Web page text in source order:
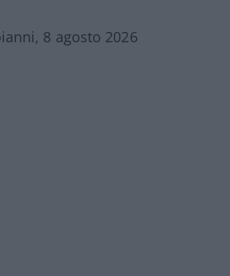
8 agosto 2026